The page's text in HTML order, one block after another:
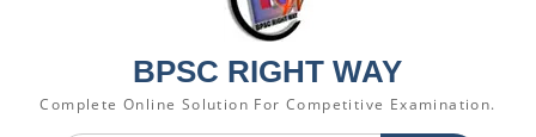
BPSC RIGHT WAY
Complete Online Solution For Competitive Examination.